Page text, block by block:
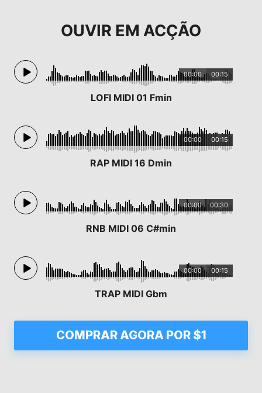
OUVIR EM ACÇÃO
00:15
00:00
LOFI MIDI 01 Fmin
00:15
00:00
RAP MIDI 16 Dmin
00:30
00:00
RNB MIDI 06 C#min
00:15
00:00
TRAP MIDI Gbm
COMPRAR AGORA POR $1